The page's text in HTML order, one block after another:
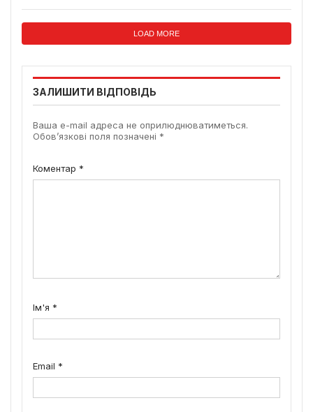
LOAD MORE
ЗАЛИШИТИ ВІДПОВІДЬ
Ваша e-mail адреса не оприлюднюватиметься.
Обов’язкові поля позначені *
Коментар *
Ім'я *
Email *